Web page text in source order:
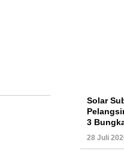
Solar
3
28 Juli